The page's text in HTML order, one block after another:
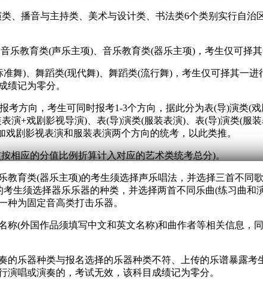
、播音与主持类、美术与设计类、书法类6个类别实行自
乐教育类(声乐主项)、音乐教育类(器乐主项)，考生仅可择其
舞)、舞蹈类(现代舞)、舞蹈类(流行舞)，考生仅可择其一
绩记为零分。
考方向，考生可同时报考1-3个方向，据此分为表(导)演类(
演+戏剧影视导演)、表(导)演类(服装表演)、表(导)演类(服
剧影视表演和服装表演两个方向的统考，以此类推。
相应的分值比例折算计入对应的艺术类统考总分)。
教育类(器乐主项)的考生须选择声乐唱法，并选择三首不同
生须选择器乐乐器的种类，并选择两首不同乐曲(练习曲
为固定音高类打击乐器。
称(外国作品须填写中文和英文名称)和曲作者等相关信息，
的乐器种类与报名选择的乐器种类不符、上传的乐谱暴露
演唱或演奏的，考试无效，该科目成绩记为零分。